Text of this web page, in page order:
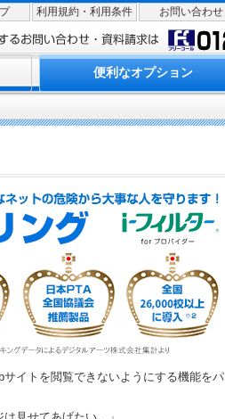
利用規約・利用条件 お問い合わせ
便利なオプション
イトを閲覧できないようにする機能をパ